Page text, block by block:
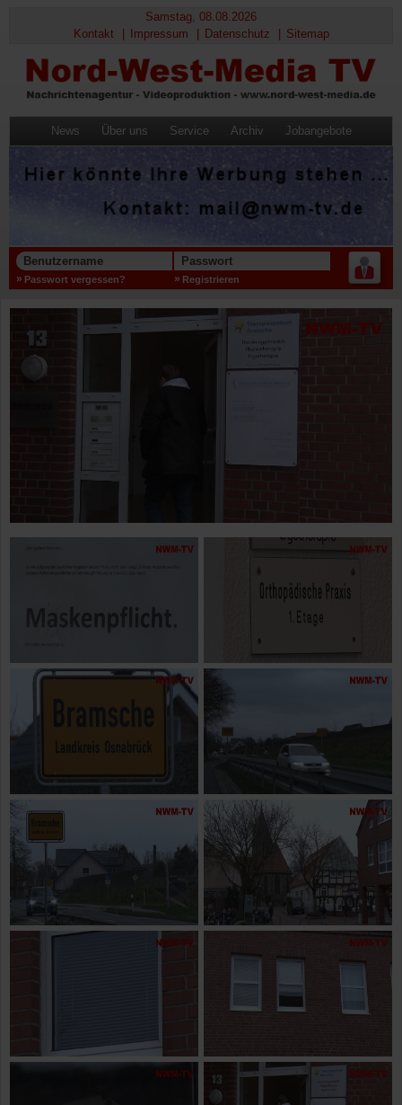
Samstag, 08.08.2026
Kontakt
Impressum Datenschutz Sitemap
News Über uns Service Archiv Jobangebote
Benutzername Passwort
Passwort vergessen? Registrieren